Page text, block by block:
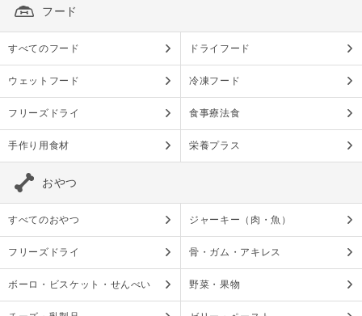
フード
すべてのフード ドライフード
ウェットフード 冷凍フード
フリーズドライ 食事療法食
手作り用食材 栄養プラス
おやつ
すべてのおやつ ジャーキー（肉・魚）
フリーズドライ 骨・ガム・アキレス
ボーロ・ビスケット・せんべい 野菜・果物